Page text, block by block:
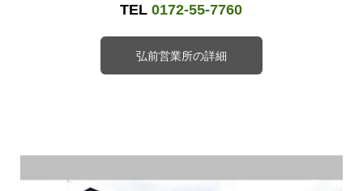
TEL0172-55-7760
弘前営業所の詳細